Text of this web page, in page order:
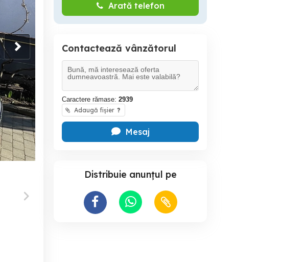
Arată telefon
Contactează vânzătorul
Caractere rămase: 2939
Adaugă fișier ?
Mesaj
Distribuie anunțul pe